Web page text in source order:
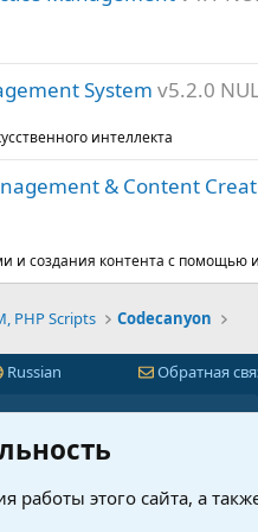
System v5.2.0
интеллекта
& Content
и создания контента с помощью
PHP Scripts Codecanyon
Russian Обратная
работы этого сайта, а